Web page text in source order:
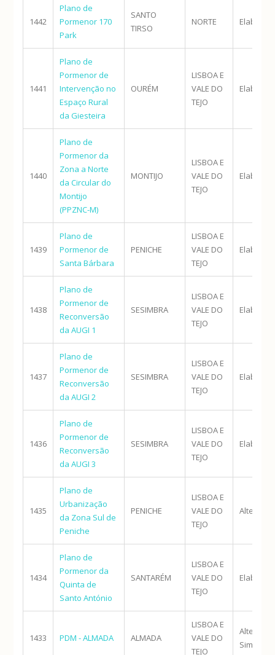
1442
Plano de
Pormenor 170
Park
SANTO
TIRSO
NORTE
1441
Plano de
Pormenor de
Intervenção no
Espaço Rural
da Giesteira
OURÉM
LISBOA E
VALE DO
TEJO
1440
Plano de
Pormenor da
Zona a Norte
da Circular do
Montijo
(PPZNC-M)
MONTIJO
LISBOA E
VALE DO
TEJO
1439
Plano de
Pormenor de
Santa Bárbara
PENICHE
LISBOA E
VALE DO
TEJO
1438
Plano de
Pormenor de
Reconversão
da AUGI 1
SESIMBRA
LISBOA E
VALE DO
TEJO
1437
Plano de
Pormenor de
Reconversão
da AUGI 2
SESIMBRA
LISBOA E
VALE DO
TEJO
1436
Plano de
Pormenor de
Reconversão
da AUGI 3
SESIMBRA
LISBOA E
VALE DO
TEJO
1435
Plano de
Urbanização
da Zona Sul de
Peniche
PENICHE
LISBOA E
VALE DO
TEJO
Alteração
1434
Plano de
Pormenor da
Quinta de
Santo António
SANTARÉM
LISBOA E
VALE DO
TEJO
1433 PDM - ALMADA ALMADA
LISBOA E
VALE DO
TEJO
Alteração